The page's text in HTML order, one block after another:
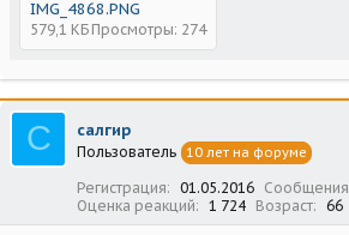
IMG_4868.PNG
579,1 КБ Просмотры: 274
С салгир
Пользователь 10 лет на форуме
Регистрация 01.05.2016 Сообщения
Оценка реакций
1 724 Возраст 66